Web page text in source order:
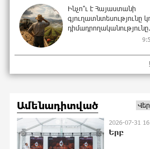
Ինչո՞ւ է Հայաստանի
գյուղատնտեսությունը
Քարը քարին չեն
«Եթե չկա տնտեսական
ինքնիշխանություն, ապա
լինել քաղաքական
Ամենադիտված
2026-07-31
Երբ